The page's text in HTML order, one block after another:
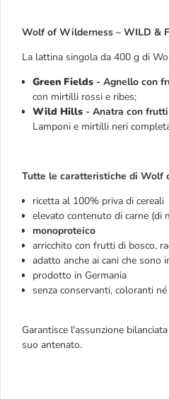
Wolf of Wilderness – WILD &
La lattina singola da 400 g di
Green Fields - Agnello con
con mirtilli rossi e ribes;
Wild Hills - Anatra con
Lamponi e mirtilli neri
Tutte le caratteristiche di Wolf
ricetta al 100% priva di cereali
elevato contenuto di carne (di
monoproteico
arricchito con frutti di bosco,
adatto anche ai cani che sono
prodotto in Germania
senza conservanti, coloranti
Garantisce l'assunzione
suo antenato.